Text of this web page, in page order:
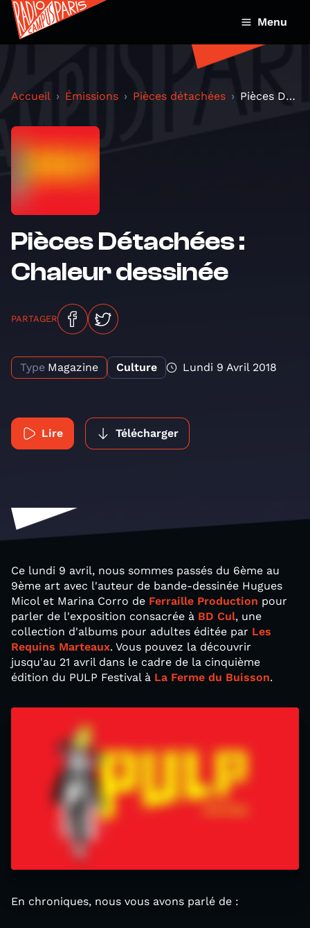
Menu
Accueil Émissions Pièces détachées Pièces Détachées : Chaleur dessinée
Pièces Détachées :
Chaleur dessinée
PARTAGER
Type Magazine Culture Lundi 9 Avril 2018
Lire Télécharger
Ce lundi 9 avril, nous sommes passés du 6ème au
9ème art avec l'auteur de bande-dessinée Hugues
Micol et Marina Corro de Ferraille Production pour
parler de l'exposition consacrée à BD Cul, une
collection d'albums pour adultes éditée par Les
Requins Marteaux. Vous pouvez la découvrir
jusqu'au 21 avril dans le cadre de la cinquième
édition du PULP Festival à La Ferme du Buisson.
En chroniques, nous vous avons parlé de :